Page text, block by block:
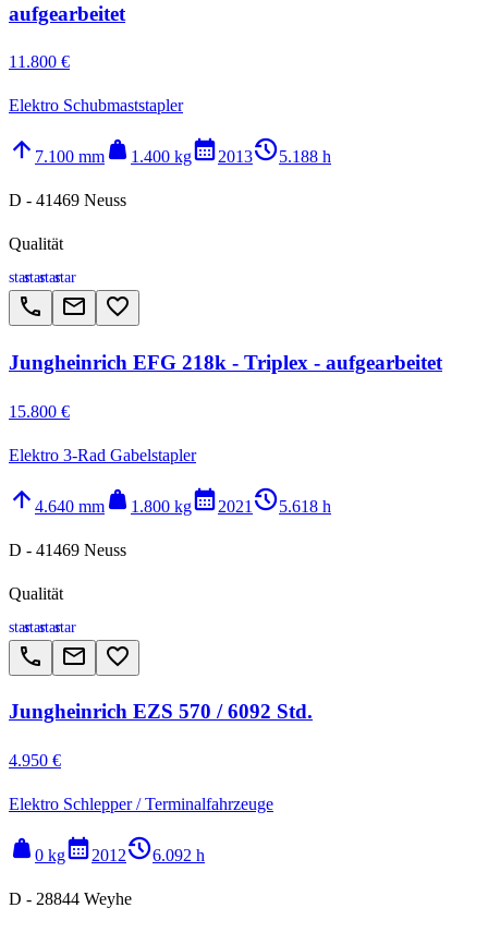
aufgearbeitet
11.800 €
Elektro Schubmaststapler
arrow_upward 7.100 mm weight 1.400 kgcalendar_month2013history_25.188 h
D - 41469 Neuss
Qualität
starstarstarstar
call email favorite_border
Jungheinrich EFG 218k - Triplex - aufgearbeitet
15.800 €
Elektro 3-Rad Gabelstapler
arrow_upward 4.640 mm weight 1.800 kgcalendar_month2021 history_25.618 h
D - 41469 Neuss
Qualität
starstarstarstar
call email favorite_border
Jungheinrich EZS 570 / 6092 Std.
4.950 €
Elektro Schlepper / Terminalfahrzeuge
weight 0 kgcalendar_month2012history_26.092 h
D - 28844 Weyhe